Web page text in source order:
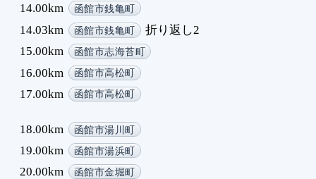
14.00km 函館市銭亀町
14.03km 函館市銭亀町
折り返し2
15.00km
函館市志海苔町
16.00km 函館市高松町
17.00km 函館市高松町
18.00km 函館市湯川町
19.00km 函館市湯浜町
20.00km 函館市金堀町